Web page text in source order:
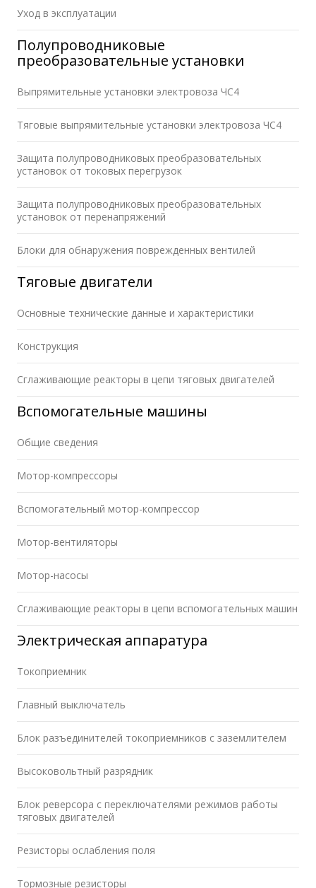
Уход в эксплуатации
Полупроводниковые
преобразовательные установки
Выпрямительные установки электровоза ЧС4
Тяговые выпрямительные установки электровоза ЧС4
Защита полупроводниковых преобразовательных
установок от токовых перегрузок
Защита полупроводниковых преобразовательных
установок от перенапряжений
Блоки для обнаружения поврежденных вентилей
Тяговые двигатели
Основные технические данные и характеристики
Конструкция
Сглаживающие реакторы в цепи тяговых двигателей
Вспомогательные машины
Общие сведения
Мотор-компрессоры
Вспомогательный мотор-компрессор
Мотор-вентиляторы
Мотор-насосы
Сглаживающие реакторы в цепи вспомогательных машин
Электрическая аппаратура
Токоприемник
Главный выключатель
Блок разъединителей токоприемников с заземлителем
Высоковольтный разрядник
Блок реверсора с переключателями режимов работы
тяговых двигателей
Резисторы ослабления поля
Тормозные резисторы